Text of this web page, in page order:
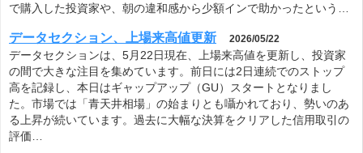
で購入した投資家や、朝の違和感から少額インで助かったという…
データセクション、上場来高値更新 2026/05/22
データセクションは、5月22日現在、上場来高値を更新し、投資家
の間で大きな注目を集めています。前日には2日連続でのストップ
高を記録し、本日はギャップアップ（GU）スタートとなりまし
た。市場では「青天井相場」の始まりとも囁かれており、勢いのあ
る上昇が続いています。過去に大幅な決算をクリアした信用取引の
評価…